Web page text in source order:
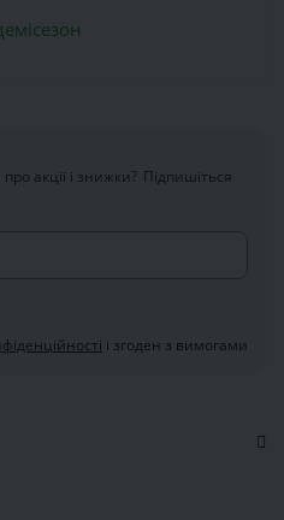
акції і знижки? Підпишіться
і згоден з вимогами